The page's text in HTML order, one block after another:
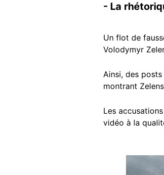
- La
Un flot de
Volodymyr
Ainsi, des
montrant
Les
vidéo à la